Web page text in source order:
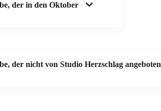
der in den Oktober
der nicht von Studio Herzschlag angeboten